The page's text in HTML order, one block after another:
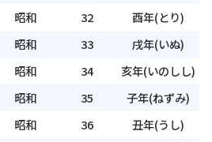
昭和 32 酉年(とり)
昭和 33 戌年(いぬ)
昭和 34 亥年(いのしし)
昭和 35 子年(ねずみ)
昭和 36 丑年(うし)